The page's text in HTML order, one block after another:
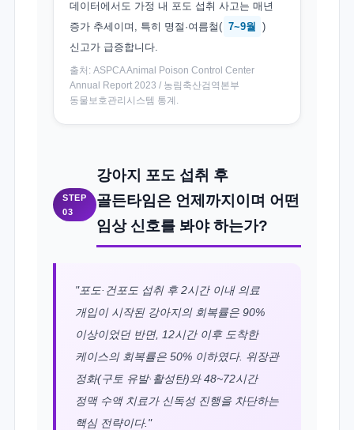
데이터에서도 가정 내 포도 섭취 사고는 매년
증가 추세이며, 특히 명절·여름철( 7~9월
)
신고가 급증합니다.
출처: ASPCA Animal Poison Control Center
Annual Report 2023 / 농림축산검역본부
동물보호관리시스템 통계.
STEP
03
강아지 포도 섭취 후
골든타임은 언제까지이며 어떤
임상 신호를 봐야 하는가?
"포도·건포도 섭취 후 2시간 이내 의료
개입이 시작된 강아지의 회복률은 90%
이상이었던 반면, 12시간 이후 도착한
케이스의 회복률은 50% 이하였다. 위장관
정화(구토 유발·활성탄)와 48~72시간
정맥 수액 치료가 신독성 진행을 차단하는
핵심 전략이다."